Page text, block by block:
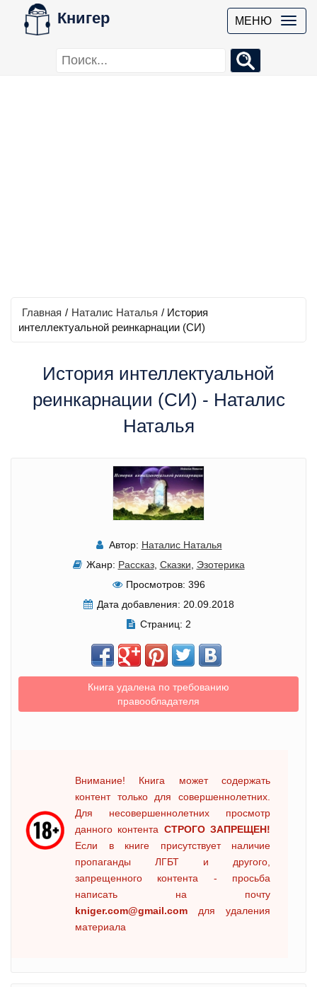
Книгер МЕНЮ
Главная / Наталис Наталья / История
интеллектуальной реинкарнации (СИ)
История интеллектуальной
реинкарнации (СИ) - Наталис
Наталья
Автор: Наталис Наталья
Жанр: Рассказ, Сказки, Эзотерика
Просмотров: 396
Дата добавления: 20.09.2018
Страниц: 2
Книга удалена по требованию
правообладателя
Внимание! Книга может содержать
контент только для совершеннолетних.
Для несовершеннолетних просмотр
данного контента СТРОГО ЗАПРЕЩЕН!
Если в книге присутствует наличие
пропаганды ЛГБТ и другого,
запрещенного контента - просьба
написать на почту
kniger.com@gmail.com для удаления
материала